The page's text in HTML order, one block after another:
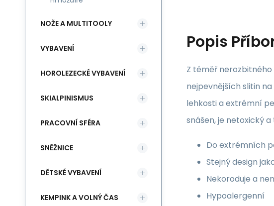
Popis
Z téměř nerozbitného
nejpevnějších slitin
lehkosti a extrémní
snášen, je netoxický
Do extrémních
Stejný design
Nekoroduje a
Hypoalergenní
NOŽE A MULTITOOLY
VYBAVENÍ
HOROLEZECKÉ VYBAVENÍ
SKIALPINISMUS
PRACOVNÍ SFÉRA
SNĚŽNICE
DĚTSKÉ VYBAVENÍ
KEMPINK A VOLNÝ ČAS